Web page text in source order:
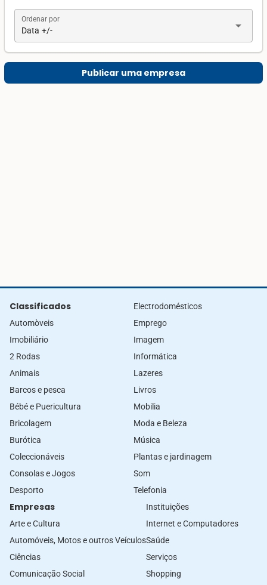
Data +/-
Ordenar por arrow_drop_down
Publicar uma empresa
Classificados
Automòveis
Imobiliário
2 Rodas
Animais
Barcos e pesca
Bébé e Puericultura
Bricolagem
Burótica
Coleccionáveis
Consolas e Jogos
Desporto
Electrodomésticos
Emprego
Imagem
Informática
Lazeres
Livros
Mobilia
Moda e Beleza
Música
Plantas e jardinagem
Som
Telefonia
Empresas
Arte e Cultura
Automóveis, Motos e outros Veículos
Ciências
Comunicação Social
Instituições
Internet e Computadores
Saúde
Serviços
Shopping